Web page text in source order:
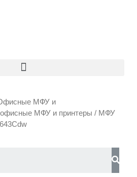
МФУ и
МФУ и принтеры / МФУ